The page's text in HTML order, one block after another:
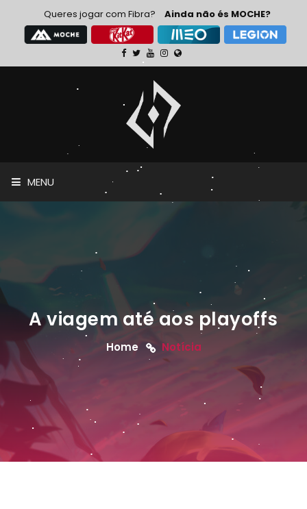
Queres jogar com Fibra? Ainda não és MOCHE?
MENU
A viagem até aos playoffs
Home Notícia